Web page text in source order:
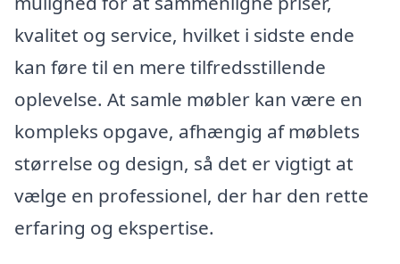
kvalitet og service, hvilket i sidste ende
kan føre til en mere tilfredsstillende
oplevelse. At samle møbler kan være en
kompleks opgave, afhængig af møblets
størrelse og design, så det er vigtigt at
vælge en professionel, der har den rette
erfaring og ekspertise.